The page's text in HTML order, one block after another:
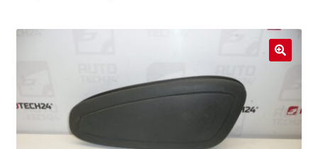
Despre noi
Finalizare comandă